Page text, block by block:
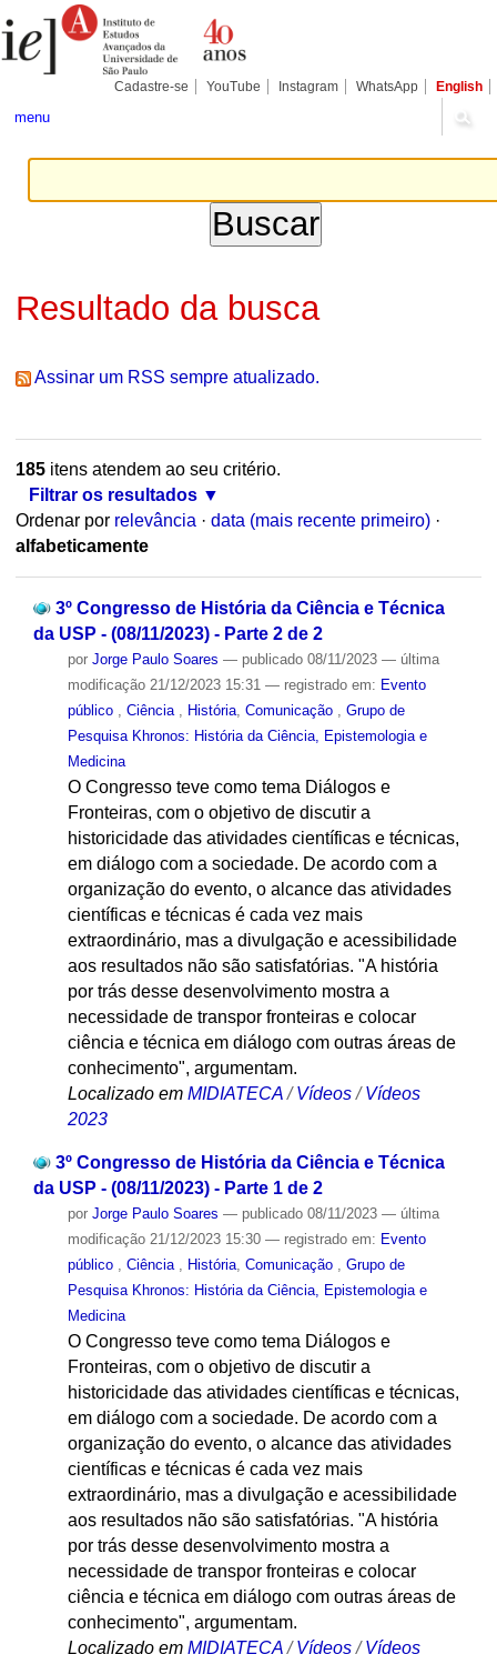
para
conteúdo.
Pessoais
Cadastre-se YouTube Instagram WhatsApp English
menu
Resultado da busca
Assinar um RSS sempre atualizado.
185itens atendem ao seu critério.
Filtrar os resultados
Ordenar por relevância · data (mais recente primeiro) ·
alfabeticamente
3º Congresso de História da Ciência e Técnica
da USP - (08/11/2023) - Parte 2 de 2
por Jorge Paulo Soares — publicado08/11/2023 — última
modificação21/12/2023 15:31 — registrado em: Evento
público
Ciência História, Comunicação
Grupo de
Pesquisa Khronos: História da Ciência, Epistemologia e
Medicina
O Congresso teve como tema Diálogos e
Fronteiras, com o objetivo de discutir a
historicidade das atividades científicas e técnicas,
em diálogo com a sociedade. De acordo com a
organização do evento, o alcance das atividades
científicas e técnicas é cada vez mais
extraordinário, mas a divulgação e acessibilidade
aos resultados não são satisfatórias. "A história
por trás desse desenvolvimento mostra a
necessidade de transpor fronteiras e colocar
ciência e técnica em diálogo com outras áreas de
conhecimento", argumentam.
Localizado em MIDIATECA /Vídeos /Vídeos
2023
3º Congresso de História da Ciência e Técnica
da USP - (08/11/2023) - Parte 1 de 2
por Jorge Paulo Soares — publicado08/11/2023 — última
modificação21/12/2023 15:30 — registrado em: Evento
público
Ciência História, Comunicação
Grupo de
Pesquisa Khronos: História da Ciência, Epistemologia e
Medicina
O Congresso teve como tema Diálogos e
Fronteiras, com o objetivo de discutir a
historicidade das atividades científicas e técnicas,
em diálogo com a sociedade. De acordo com a
organização do evento, o alcance das atividades
científicas e técnicas é cada vez mais
extraordinário, mas a divulgação e acessibilidade
aos resultados não são satisfatórias. "A história
por trás desse desenvolvimento mostra a
necessidade de transpor fronteiras e colocar
ciência e técnica em diálogo com outras áreas de
conhecimento", argumentam.
Localizado em MIDIATECA /Vídeos /Vídeos